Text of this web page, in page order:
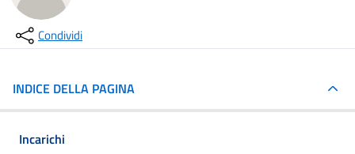
Condividi
INDICE DELLA PAGINA
Incarichi